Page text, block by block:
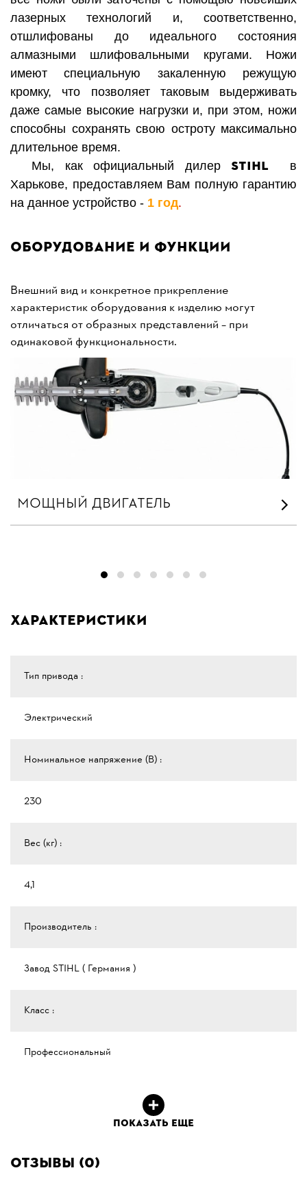
лазерных технологий и, соответственно,
отшлифованы до идеального состояния
алмазными шлифовальными кругами. Ножи
имеют специальную закаленную режущую
кромку, что позволяет таковым выдерживать
даже самые высокие нагрузки и, при этом, ножи
способны сохранять свою остроту максимально
длительное время.
Мы, как официальный дилер STIHL
в
Харькове, предоставляем Вам полную гарантию
на данное устройство - 1 год.
Оборудование и функции
Внешний вид и конкретное прикрепление
характеристик оборудования к изделию могут
отличаться от образных представлений – при
одинаковой функциональности.
МОЩНЫЙ ДВИГАТЕЛЬ
Характеристики
Тип привода :
Электрический
Номинальное напряжение (В) :
230
Вес (кг) :
4,1
Производитель :
Завод STIHL ( Германия )
Класс :
Профессиональный
ПОКАЗАТЬ ЕЩЕ
Отзывы (0)